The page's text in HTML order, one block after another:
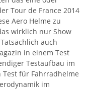
Tour de France 2014
Aero Helme zu
wirklich nur Show
auch
in einem Test
Testaufbau im
für Fahrradhelme
im